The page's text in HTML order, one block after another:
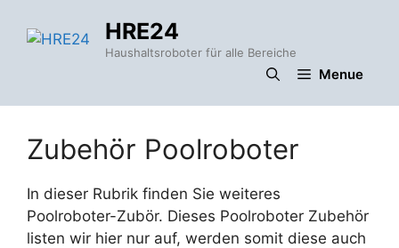
Inhalt
HRE24
Haushaltsroboter für alle Bereiche
Menue
Zubehör Poolroboter
In dieser Rubrik finden Sie weiteres
Poolroboter-Zubör. Dieses Poolroboter Zubehör
listen wir hier nur auf, werden somit diese auch